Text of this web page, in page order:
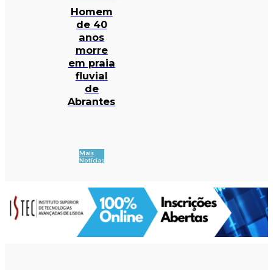
Homem
de 40
anos
morre
em praia
fluvial
de
Abrantes
Mais
Notícias